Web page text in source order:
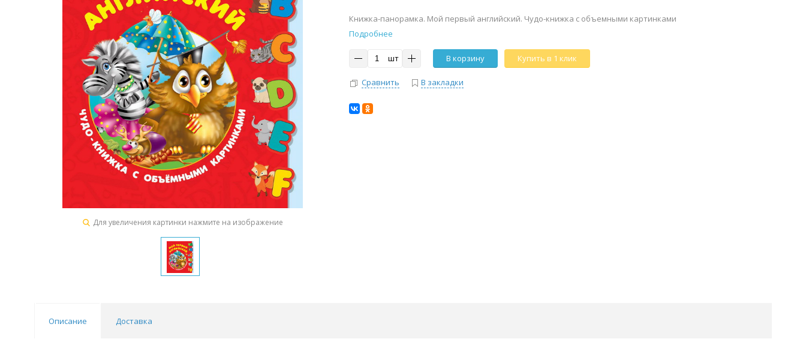
Для увеличения картинки нажмите на изображение
Книжка-панорамка. Мой первый английский. Чудо-книжка с объемными картинками
Подробнее
шт В корзину Купить в 1 клик
Сравнить В закладки
Описание Доставка